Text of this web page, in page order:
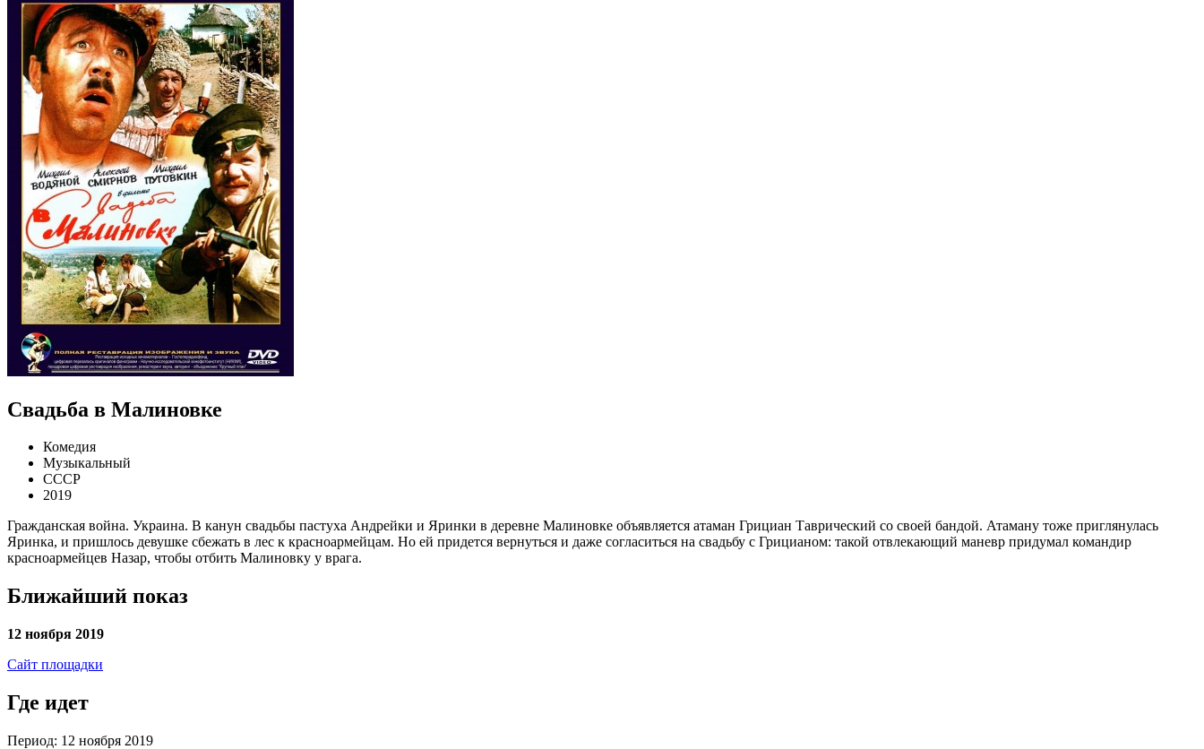
Свадьба в Малиновке
Комедия
Музыкальный
СССР
2019
Гражданская война. Украина. В канун свадьбы пастуха Андрейки и Яринки в деревне Малиновке объявляется атаман Грициан Таврический со своей бандой. Атаману тоже приглянулась
Яринка, и пришлось девушке сбежать в лес к красноармейцам. Но ей придется вернуться и даже согласиться на свадьбу с Грицианом: такой отвлекающий маневр придумал командир
красноармейцев Назар, чтобы отбить Малиновку у врага.
Ближайший показ
12 ноября 2019
Сайт площадки
Где идет
Период: 12 ноября 2019